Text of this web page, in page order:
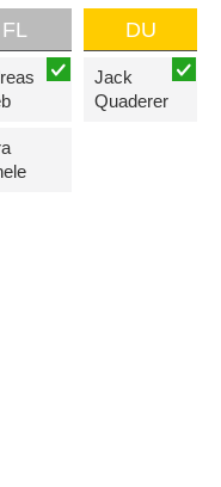
FL DU
Jack
Quaderer